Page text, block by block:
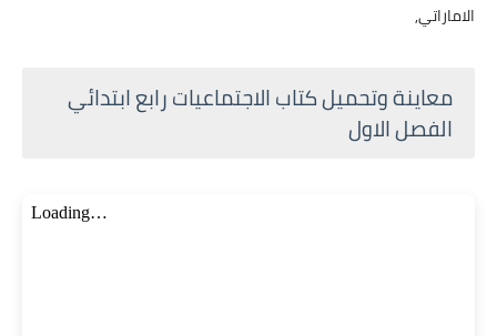
الاماراتي,
معاينة وتحميل كتاب الاجتماعيات رابع ابتدائي
الفصل الاول